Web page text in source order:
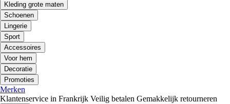
Kleding grote maten
Schoenen
Lingerie
Sport
Accessoires
Voor hem
Decoratie
Promoties
Merken
Klantenservice in Frankrijk Veilig betalen Gemakkelijk retourneren